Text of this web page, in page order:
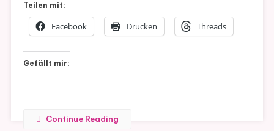
Teilen mit:
Facebook Drucken Threads
Gefällt mir:
Continue Reading